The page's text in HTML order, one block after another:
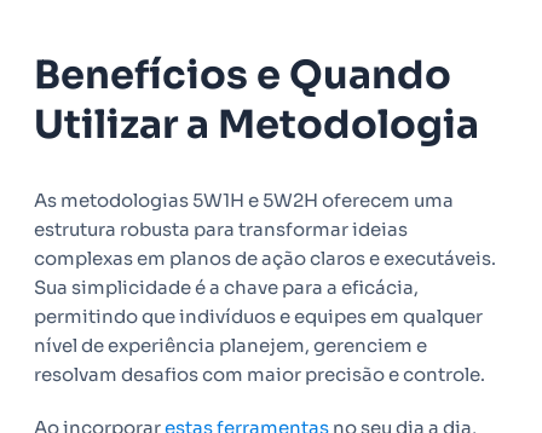
Benefícios e Quando
Utilizar a Metodologia
As metodologias 5W1H e 5W2H oferecem uma
estrutura robusta para transformar ideias
complexas em planos de ação claros e executáveis.
Sua simplicidade é a chave para a eficácia,
permitindo que indivíduos e equipes em qualquer
nível de experiência planejem, gerenciem e
resolvam desafios com maior precisão e controle.
Ao incorporarestas ferramentas no seu dia a dia,